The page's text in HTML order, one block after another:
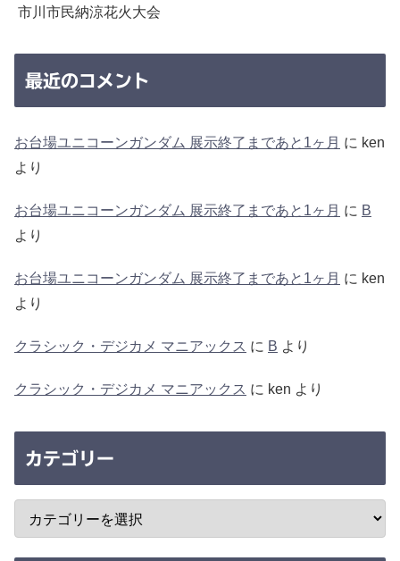
市川市民納涼花火大会
最近のコメント
お台場ユニコーンガンダム 展示終了まであと1ヶ月 に ken
より
お台場ユニコーンガンダム 展示終了まであと1ヶ月 に B
より
お台場ユニコーンガンダム 展示終了まであと1ヶ月 に ken
より
クラシック・デジカメ マニアックス に B より
クラシック・デジカメ マニアックス に ken より
カテゴリー